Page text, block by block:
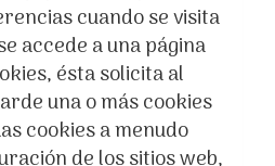
cuando se visita
accede a una página
ésta solicita al
una o más cookies
cookies a menudo